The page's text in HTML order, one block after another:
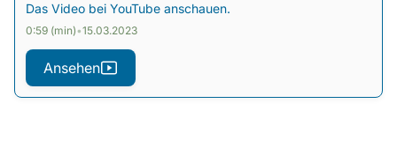
Das Video bei YouTube anschauen.
0:59 (min)•15.03.2023
Ansehen